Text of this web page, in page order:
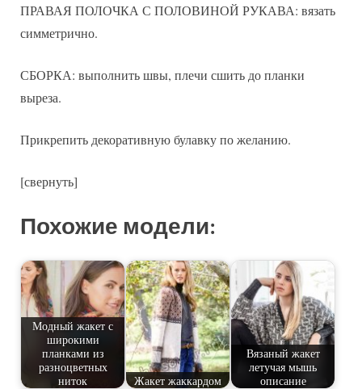
ПРАВАЯ ПОЛОЧКА С ПОЛОВИНОЙ РУКАВА: вязать
симметрично.
СБОРКА: выполнить швы, плечи сшить до планки
выреза.
Прикрепить декоративную булавку по желанию.
[свернуть]
Похожие модели:
Модный жакет с
широкими
планками из
разноцветных
ниток
Жакет жаккардом
Вязаный жакет
летучая мышь
описание